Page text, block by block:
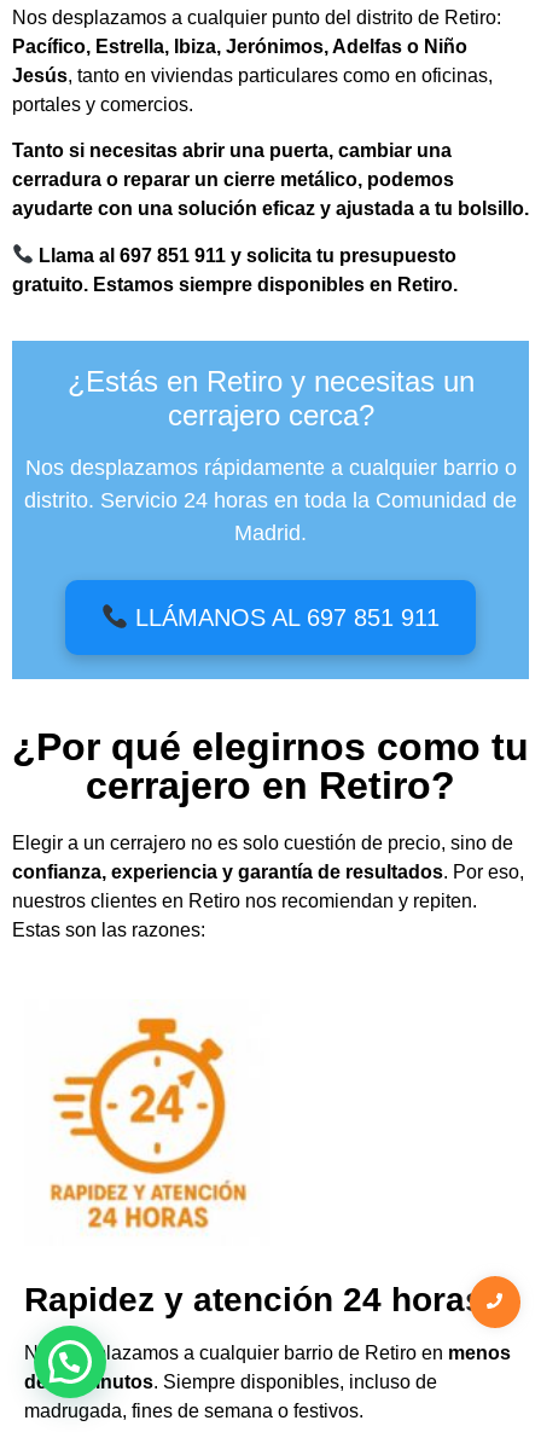
Nos desplazamos a cualquier punto del distrito de Retiro:
Pacífico, Estrella, Ibiza, Jerónimos, Adelfas o Niño
Jesús, tanto en viviendas particulares como en oficinas,
portales y comercios.
Tanto si necesitas abrir una puerta, cambiar una
cerradura o reparar un cierre metálico, podemos
ayudarte con una solución eficaz y ajustada a tu bolsillo.
Llama al 697 851 911 y solicita tu presupuesto
gratuito. Estamos siempre disponibles en Retiro.
¿Estás en Retiro y necesitas un
cerrajero cerca?
Nos desplazamos rápidamente a cualquier barrio o
distrito. Servicio 24 horas en toda la Comunidad de
Madrid.
LLÁMANOS AL 697 851 911
¿Por qué elegirnos como tu
cerrajero en Retiro?
Elegir a un cerrajero no es solo cuestión de precio, sino de
confianza, experiencia y garantía de resultados. Por eso,
nuestros clientes en Retiro nos recomiendan y repiten.
Estas son las razones:
Rapidez y atención 24 horas
Nos desplazamos a cualquier barrio de Retiro en menos
de 30 minutos. Siempre disponibles, incluso de
madrugada, fines de semana o festivos.